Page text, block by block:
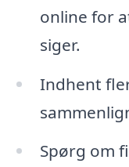
online for
siger.
Indhent
Spørg om